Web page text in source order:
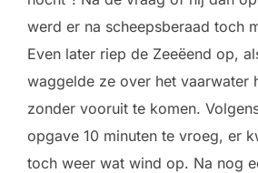
werd er na scheepsberaad toch
Even later riep de Zeeëend op,
waggelde ze over het vaarwater
zonder vooruit te komen.
opgave 10 minuten te vroeg, er
toch weer wat wind op. Na nog